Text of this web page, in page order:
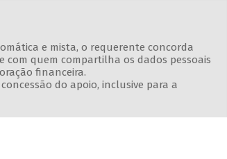
e mista, o requerente concorda
com quem compartilha os dados pessoais
financeira.
do apoio, inclusive para a